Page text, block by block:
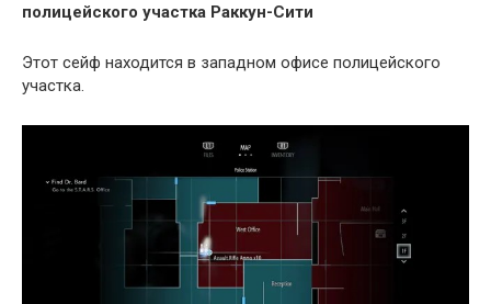
полицейского участка Раккун-Сити
Этот сейф находится в западном офисе полицейского
участка.